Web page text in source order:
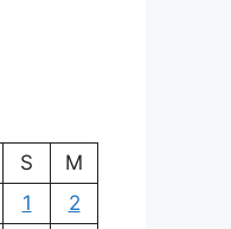
S
M
1
2